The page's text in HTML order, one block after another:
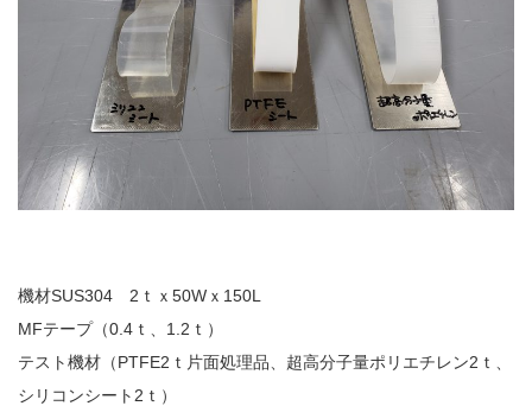
機材SUS304 2ｔｘ50Wｘ150L
MFテープ（0.4ｔ、1.2ｔ）
テスト機材（PTFE2ｔ片面処理品、超高分子量ポリエチレン2ｔ、
シリコンシート2ｔ）
カビこんコートカタログ（PDF）
カビこんばいカタログ（PDF）
MFライニングカタログ（PDF）
お問合わせ
トタイプのコンベアーベルトです。ベ
ルトの繋ぎ…
2022.6.12
MFテープ剥離試験①内容機材SUS304
が、冷蔵庫、…
2022.6.6